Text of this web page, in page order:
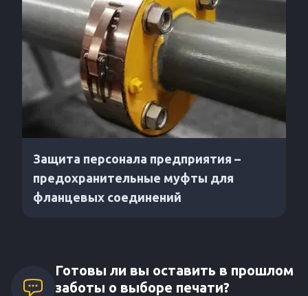
Защита персонала предприятия –
предохранительные муфты для
фланцевых соединений
Готовы ли вы оставить в прошлом
заботы о выборе печати?